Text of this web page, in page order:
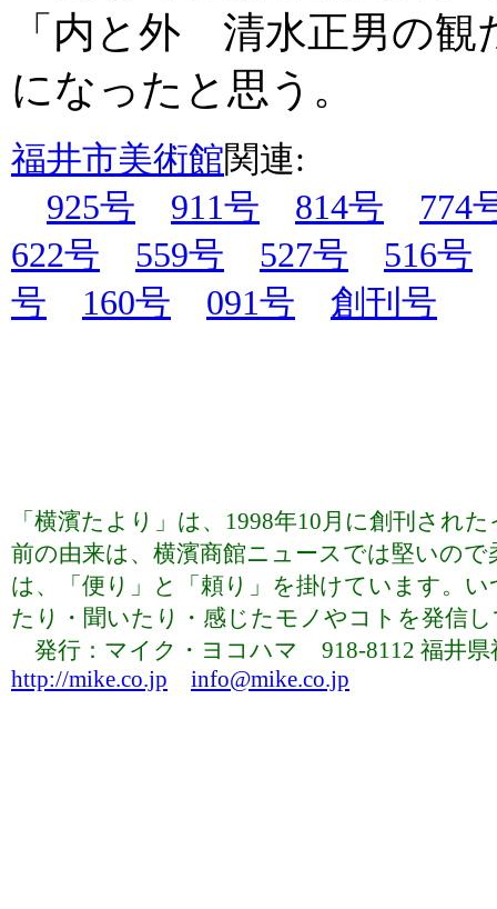
「内と外 清水正男の観
になったと思う。
福井市美術館関連:
925号
911号 814号
774
622号
559号 527号
516号
号
160号 091号 創刊号
「横濱たより」は、1998年10月に創刊され
前の由来は、横濱商館ニュースでは堅いの
は、「便り」と「頼り」を掛けています。
たり・聞いたり・感じたモノやコトを発信
発行：マイク・ヨコハマ 918-8112 福井
http://mike.co.jp
info@mike.co.jp